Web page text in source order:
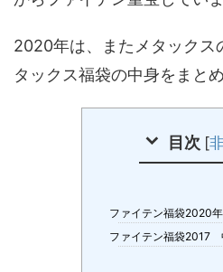
2020年は、またメタックス
タックス福袋の中身をまと
目次 [
ファイテン福袋2020
ファイテン福袋2017